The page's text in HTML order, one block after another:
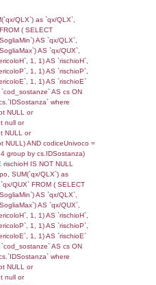
=
AND
FROM
ON
=
=